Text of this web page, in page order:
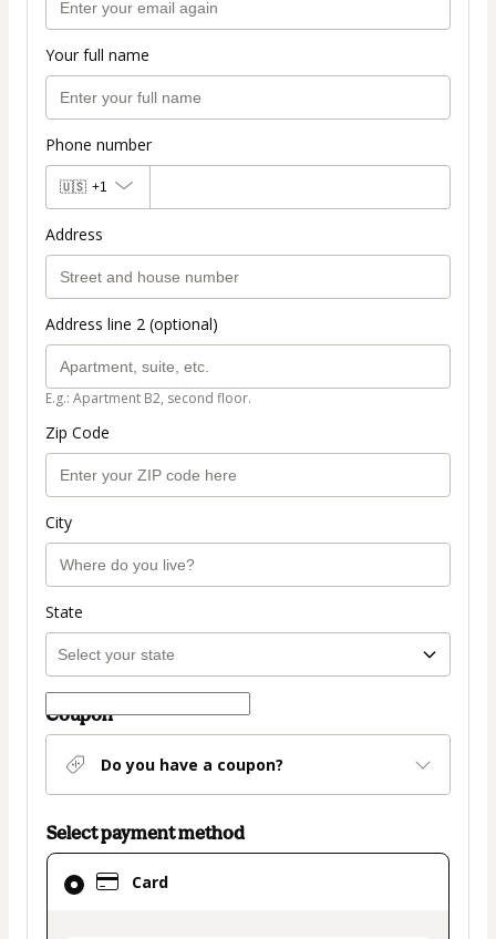
Your full name
Phone number
🇺🇸 +1
Address
Address line 2 (optional)
E.g.: Apartment B2, second floor.
Zip Code
City
State
Coupon
Do you have a coupon?
Select payment method
Card
Card
selected